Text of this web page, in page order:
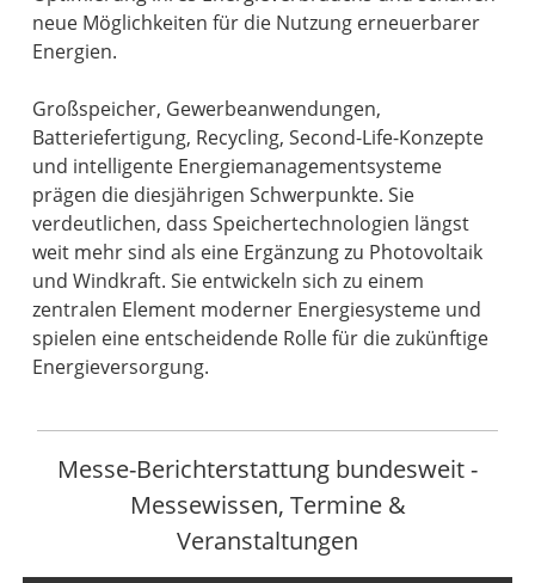
neue Möglichkeiten für die Nutzung erneuerbarer
Energien.
Großspeicher, Gewerbeanwendungen,
Batteriefertigung, Recycling, Second-Life-Konzepte
und intelligente Energiemanagementsysteme
prägen die diesjährigen Schwerpunkte. Sie
verdeutlichen, dass Speichertechnologien längst
weit mehr sind als eine Ergänzung zu Photovoltaik
und Windkraft. Sie entwickeln sich zu einem
zentralen Element moderner Energiesysteme und
spielen eine entscheidende Rolle für die zukünftige
Energieversorgung.
Messe-Berichterstattung bundesweit -
Messewissen, Termine &
Veranstaltungen